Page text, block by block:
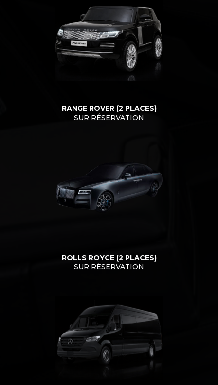
RANGE ROVER (2 PLACES)
SUR RÉSERVATION
ROLLS ROYCE (2 PLACES)
SUR RÉSERVATION